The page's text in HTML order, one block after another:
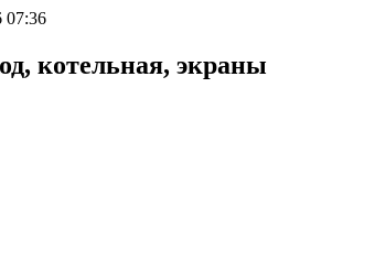
07:36
котельная, экраны